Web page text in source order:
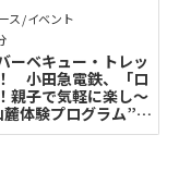
ス / イベント
ーベキュー・トレッ
小田急電鉄、「ロ
親子で気軽に楽し～
体験プログラム”」